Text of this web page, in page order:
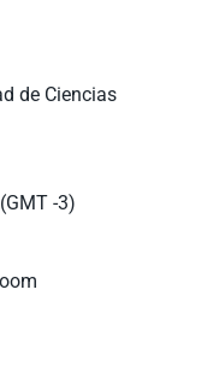
de Ciencias
-3)